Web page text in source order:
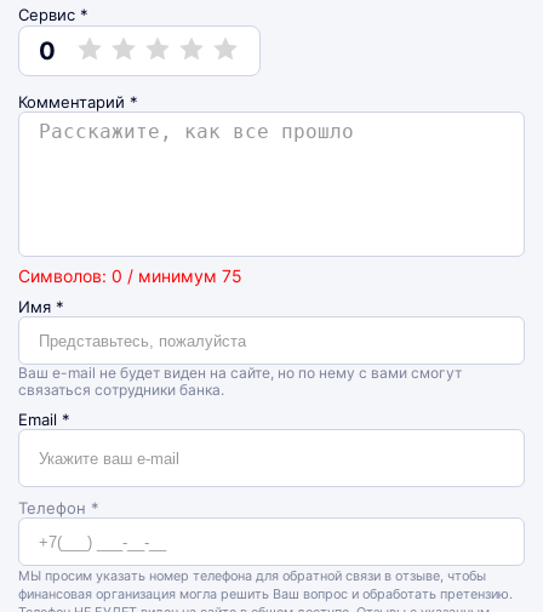
Сервис *
0
Комментарий *
Символов: 0 / минимум 75
Имя *
Ваш e-mail не будет виден на сайте, но по нему с вами смогут
связаться сотрудники банка.
Email *
Телефон *
МЫ просим указать номер телефона для обратной связи в отзыве, чтобы
финансовая организация могла решить Ваш вопрос и обработать претензию.